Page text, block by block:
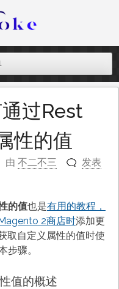
立站开发遇到的点点
过Rest
性的值
由 不二不三
发表
的值也是有用的教程，
Magento 2商店时添加更
取自定义属性的值时使
步骤。
值的概述